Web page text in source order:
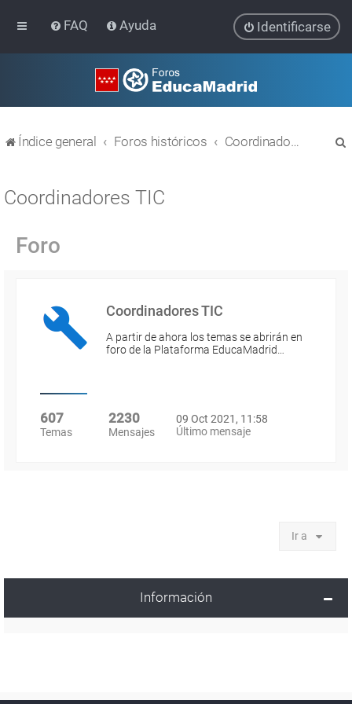
FAQ Ayuda Identificarse
Índice general Foros históricos Coordinadores TIC
Coordinadores TIC
Foro
Coordinadores TIC
A partir de ahora los temas se abrirán en
foro de la Plataforma EducaMadrid…
607
Temas
2230
Mensajes
09 Oct 2021, 11:58
Último mensaje
Ir a
Información